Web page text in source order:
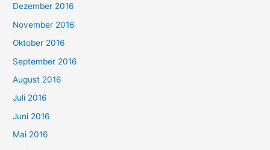
Dezember 2016
November 2016
Oktober 2016
September 2016
August 2016
Juli 2016
Juni 2016
Mai 2016